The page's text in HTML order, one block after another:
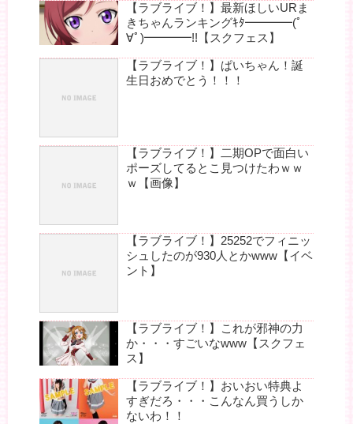
【ラブライブ！】最新ほしいURま
きちゃんランキングｷﾀ━━━━(ﾟ
∀ﾟ)━━━━!!【スクフェス】
【ラブライブ！】ぱいちゃん！誕
生日おめでとう！！！
【ラブライブ！】二期OPで面白い
ポーズしてるとこ見つけたわｗｗ
ｗ【画像】
【ラブライブ！】25252でフィニッ
シュしたのが930人とかwww【イベ
ント】
【ラブライブ！】これが邪神の力
か・・・すごいなwww【スクフェ
ス】
【ラブライブ！】おいおい特典よ
すぎだろ・・・こんなん買うしか
ないわ！！